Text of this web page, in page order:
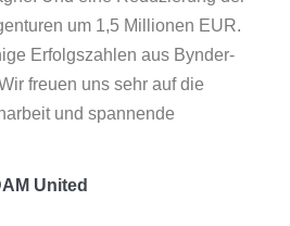
um 1,5 Millionen EUR.
Erfolgszahlen aus Bynder-
freuen uns sehr auf die
und spannende
United